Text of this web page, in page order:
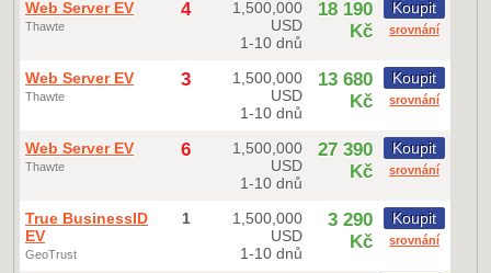
Web Server EV
Thawte
4
1,500,000
USD
1-10 dnů
18 190
Kč
Koupit
srovnání
Web Server EV
Thawte
3
1,500,000
USD
1-10 dnů
13 680
Kč
Koupit
srovnání
Web Server EV
Thawte
6
1,500,000
USD
1-10 dnů
27 390
Kč
Koupit
srovnání
True BusinessID
EV
GeoTrust
1
1,500,000
USD
1-10 dnů
3 290
Kč
Koupit
srovnání